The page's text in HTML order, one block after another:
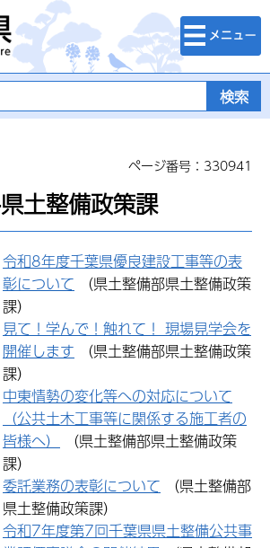
千葉県
検索・メニュ
ー
ページ番号：330941
土整備政策課
令和8年度千葉県優良建設工事等の表
彰について
課）
見て！学んで！触れて！ 現場見学会を
開催します
課）
中東情勢の変化等への対応について
（公共土木工事等に関係する施工者の
皆様へ）
課）
委託業務の表彰について
県土整備政策課）
令和7年度第7回千葉県県土整備公共事